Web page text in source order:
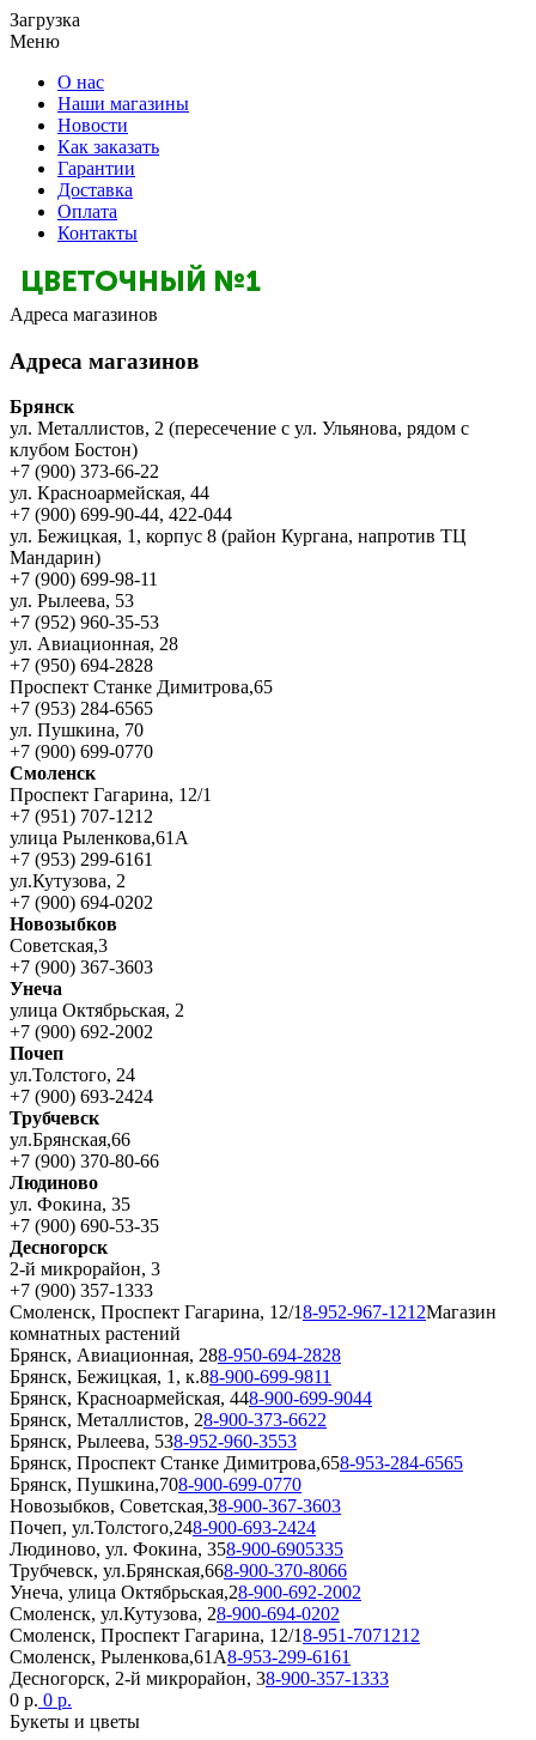
Загрузка
Меню
О нас
Наши магазины
Новости
Как заказать
Гарантии
Доставка
Оплата
Контакты
Адреса магазинов
Адреса магазинов
Брянск
ул. Металлистов, 2 (пересечение с ул. Ульянова, рядом с
клубом Бостон)
+7 (900) 373-66-22
ул. Красноармейская, 44
+7 (900) 699-90-44, 422-044
ул. Бежицкая, 1, корпус 8 (район Кургана, напротив ТЦ
Мандарин)
+7 (900) 699-98-11
ул. Рылеева, 53
+7 (952) 960-35-53
ул. Авиационная, 28
+7 (950) 694-2828
Проспект Станке Димитрова,65
+7 (953) 284-6565
ул. Пушкина, 70
+7 (900) 699-0770
Смоленск
Проспект Гагарина, 12/1
+7 (951) 707-1212
улица Рыленкова,61А
+7 (953) 299-6161
ул.Кутузова, 2
+7 (900) 694-0202
Новозыбков
Советская,3
+7 (900) 367-3603
Унеча
улица Октябрьская, 2
+7 (900) 692-2002
Почеп
ул.Толстого, 24
+7 (900) 693-2424
Трубчевск
ул.Брянская,66
+7 (900) 370-80-66
Людиново
ул. Фокина, 35
+7 (900) 690-53-35
Десногорск
2-й микрорайон, 3
+7 (900) 357-1333
Смоленск, Проспект Гагарина, 12/18-952-967-1212Магазин
комнатных растений
Брянск, Авиационная, 288-950-694-2828
Брянск, Бежицкая, 1, к.88-900-699-9811
Брянск, Красноармейская, 448-900-699-9044
Брянск, Металлистов, 28-900-373-6622
Брянск, Рылеева, 538-952-960-3553
Брянск, Проспект Станке Димитрова,658-953-284-6565
Брянск, Пушкина,708-900-699-0770
Новозыбков, Советская,38-900-367-3603
Почеп, ул.Толстого,248-900-693-2424
Людиново, ул. Фокина, 358-900-6905335
Трубчевск, ул.Брянская,668-900-370-8066
Унеча, улица Октябрьская,28-900-692-2002
Смоленск, ул.Кутузова, 28-900-694-0202
Смоленск, Проспект Гагарина, 12/18-951-7071212
Смоленск, Рыленкова,61А8-953-299-6161
Десногорск, 2-й микрорайон, 38-900-357-1333
0 р. 0 р.
Букеты и цветы